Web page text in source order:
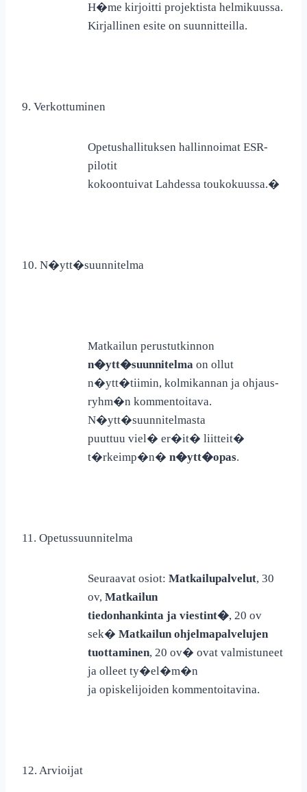
H�me kirjoitti projektista helmikuussa.
Kirjallinen esite on suunnitteilla.
9. Verkottuminen
Opetushallituksen hallinnoimat ESR-
pilotit
kokoontuivat Lahdessa toukokuussa.�
10. N�ytt�suunnitelma
Matkailun perustutkinnon
n�ytt�suunnitelma on ollut
n�ytt�tiimin, kolmikannan ja ohjaus-
ryhm�n kommentoitava.
N�ytt�suunnitelmasta
puuttuu viel� er�it� liitteit�
t�rkeimp�n� n�ytt�opas.
11. Opetussuunnitelma
Seuraavat osiot: Matkailupalvelut, 30
ov, Matkailun
tiedonhankinta ja viestint�, 20 ov
sek� Matkailun ohjelmapalvelujen
tuottaminen, 20 ov� ovat valmistuneet
ja olleet ty�el�m�n
ja opiskelijoiden kommentoitavina.
12. Arvioijat